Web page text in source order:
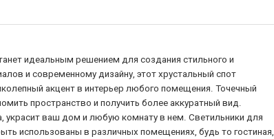
идеальным решением для создания стильного и
и современному дизайну, этот хрустальный спот
акцент в интерьер любого помещения. Точечный
пространство и получить более аккуратный вид.
украсит ваш дом и любую комнату в нем. Светильники для
использованы в различных помещениях, будь то гостиная,